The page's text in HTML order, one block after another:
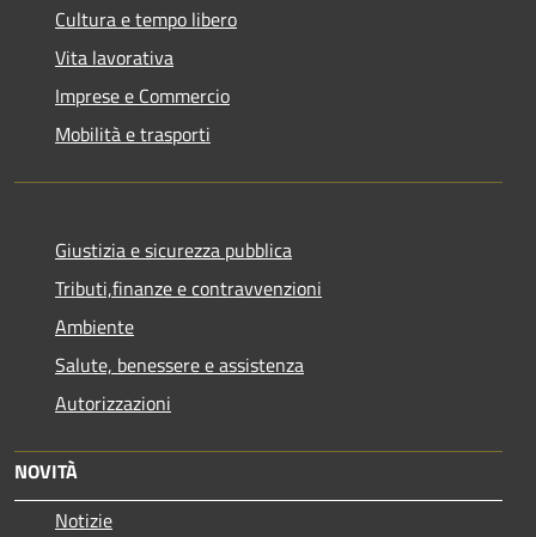
Cultura e tempo libero
Vita lavorativa
Imprese e Commercio
Mobilità e trasporti
Giustizia e sicurezza pubblica
Tributi,finanze e contravvenzioni
Ambiente
Salute, benessere e assistenza
Autorizzazioni
NOVITÀ
Notizie